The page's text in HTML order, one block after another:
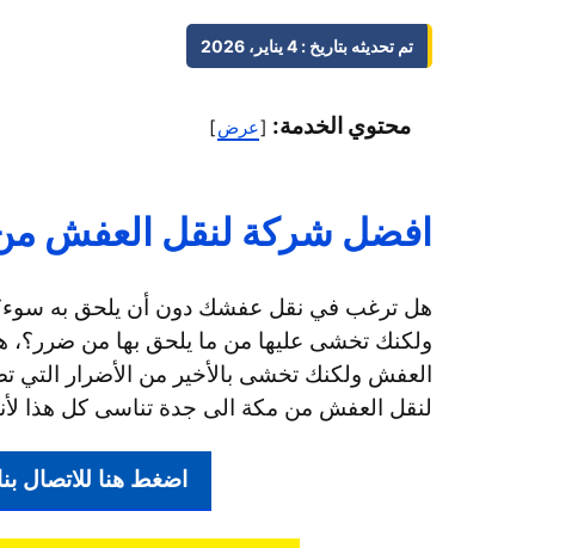
تم تحديثه بتاريخ : 4 يناير، 2026
محتوي الخدمة: عرض
افضل شركة لنقل العفش
هل ترغب في نقل عفشك دون أن يلحق به سوء؟،
ولكنك تخشى عليها من ما يلحق بها من
العفش ولكنك تخشى بالأخير من الأضرار
لنقل العفش من مكة الى جدة تناسى كل هذا
اضغط هنا للاتصال بنا الان